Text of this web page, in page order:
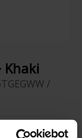
Khaki
/